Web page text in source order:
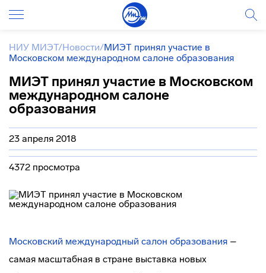
НИУ МИЭТ/Новости/МИЭТ принял участие в
Московском международном салоне образования
МИЭТ принял участие в Московском
международном салоне
образования
23 апреля 2018
4372 просмотра
Московский международный салон образования –
самая масштабная в стране выставка новых